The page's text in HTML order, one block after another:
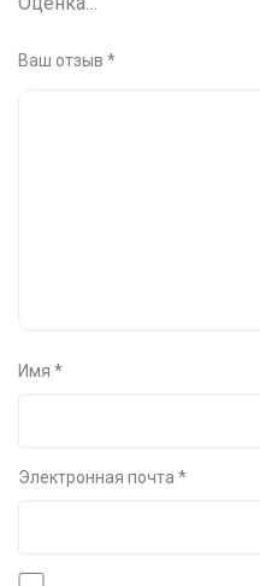
Ваш отзыв *
Имя *
Электронная почта *